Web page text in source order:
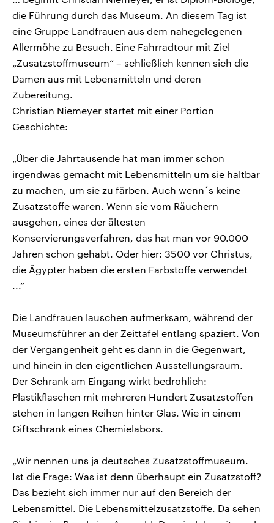
die Führung durch das Museum. An diesem Tag ist
eine Gruppe Landfrauen aus dem nahegelegenen
Allermöhe zu Besuch. Eine Fahrradtour mit Ziel
„Zusatzstoffmuseum“ – schließlich kennen sich die
Damen aus mit Lebensmitteln und deren
Zubereitung.
Christian Niemeyer startet mit einer Portion
Geschichte:
„Über die Jahrtausende hat man immer schon
irgendwas gemacht mit Lebensmitteln um sie haltbar
zu machen, um sie zu färben. Auch wenn´s keine
Zusatzstoffe waren. Wenn sie vom Räuchern
ausgehen, eines der ältesten
Konservierungsverfahren, das hat man vor 90.000
Jahren schon gehabt. Oder hier: 3500 vor Christus,
die Ägypter haben die ersten Farbstoffe verwendet
...“
Die Landfrauen lauschen aufmerksam, während der
Museumsführer an der Zeittafel entlang spaziert. Von
der Vergangenheit geht es dann in die Gegenwart,
und hinein in den eigentlichen Ausstellungsraum.
Der Schrank am Eingang wirkt bedrohlich:
Plastikflaschen mit mehreren Hundert Zusatzstoffen
stehen in langen Reihen hinter Glas. Wie in einem
Giftschrank eines Chemielabors.
„Wir nennen uns ja deutsches Zusatzstoffmuseum.
Ist die Frage: Was ist denn überhaupt ein Zusatzstoff?
Das bezieht sich immer nur auf den Bereich der
Lebensmittel. Die Lebensmittelzusatzstoffe. Da sehen